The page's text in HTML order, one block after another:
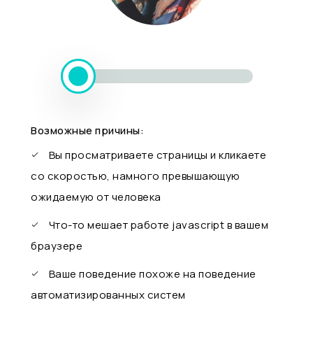
Возможные причины:
Вы просматриваете страницы и кликаете
со скоростью, намного превышающую
ожидаемую от человека
Что-то мешает работе javascript в вашем
браузере
Ваше поведение похоже на поведение
автоматизированных систем